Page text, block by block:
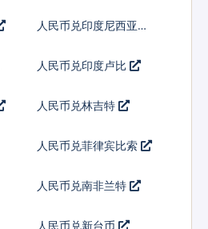
人民币兑印度尼西亚卢
人民币兑印度卢比
人民币兑林吉特
人民币兑菲律宾比索
人民币兑南非兰特
人民币兑新台币